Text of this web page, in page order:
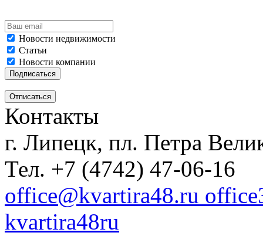
Новости недвижимости
Статьи
Новости компании
Контакты
г. Липецк, пл. Петра
Тел. +7 (4742) 47-06-16
office@kvartira48.ru
kvartira48ru